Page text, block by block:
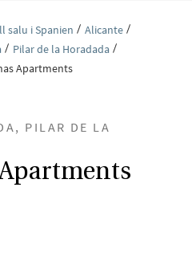
salu i Spanien
Alicante
Pilar de la Horadada
Apartments
PILAR DE LA